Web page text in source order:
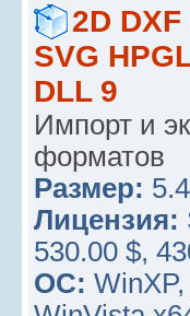
2D DXF
SVG
DLL 9
Импорт и
форматов
Размер:
Лицензия:
530.00 $,
ОС: